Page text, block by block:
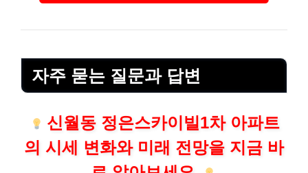
자주 묻는 질문과 답변
신월동 정은스카이빌1차 아파트
의 시세 변화와 미래 전망을 지금 바